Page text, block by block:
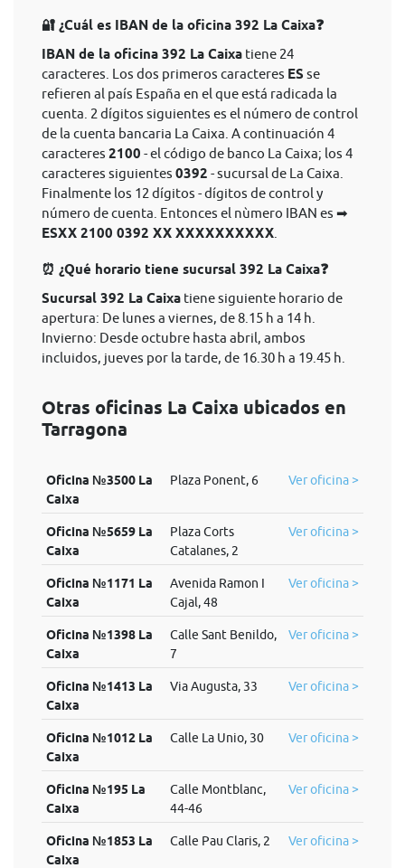
🔐 ¿Cuál es IBAN de la oficina 392 La Caixa❓
IBAN de la oficina 392 La Caixa tiene 24
caracteres. Los dos primeros caracteres ES se
refieren al país España en el que está radicada la
cuenta. 2 dígitos siguientes es el número de control
de la cuenta bancaria La Caixa. A continuación 4
caracteres 2100 - el código de banco La Caixa; los 4
caracteres siguientes 0392 - sucursal de La Caixa.
Finalmente los 12 dígitos - dígitos de control y
número de cuenta. Entonces el nùmero IBAN es ➡
ESXX 2100 0392 XX XXXXXXXXXX
⏰ ¿Qué horario tiene sucursal 392 La Caixa❓
Sucursal 392 La Caixa tiene siguiente horario de
apertura: De lunes a viernes, de 8.15 h a 14 h.
Invierno: Desde octubre hasta abril, ambos
incluidos, jueves por la tarde, de 16.30 h a 19.45 h.
Otras oficinas La Caixa ubicados en
Tarragona
Oficina №3500 La
Caixa
Plaza Ponent, 6 Ver oficina >
Oficina №5659 La
Caixa
Plaza Corts
Catalanes, 2
Ver oficina >
Oficina №1171 La
Caixa
Avenida Ramon I
Cajal, 48
Ver oficina >
Oficina №1398 La
Caixa
Calle Sant Benildo,
7
Ver oficina >
Oficina №1413 La
Caixa
Via Augusta, 33 Ver oficina >
Oficina №1012 La
Caixa
Calle La Unio, 30 Ver oficina >
Oficina №195 La
Caixa
Calle Montblanc,
44-46
Ver oficina >
Oficina №1853 La
Caixa
Calle Pau Claris, 2 Ver oficina >